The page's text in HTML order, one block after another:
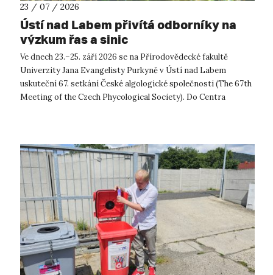
23 / 07 / 2026
Ústí nad Labem přivítá odborníky na
výzkum řas a sinic
Ve dnech 23.–25. září 2026 se na Přírodovědecké fakultě
Univerzity Jana Evangelisty Purkyně v Ústí nad Labem
uskuteční 67. setkání České algologické společnosti (The 67th
Meeting of the Czech Phycological Society). Do Centra